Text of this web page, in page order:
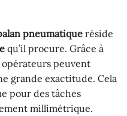
pneumatique réside
qu’il procure. Grâce à
peuvent
grande exactitude. Cela
pour des tâches
millimétrique.